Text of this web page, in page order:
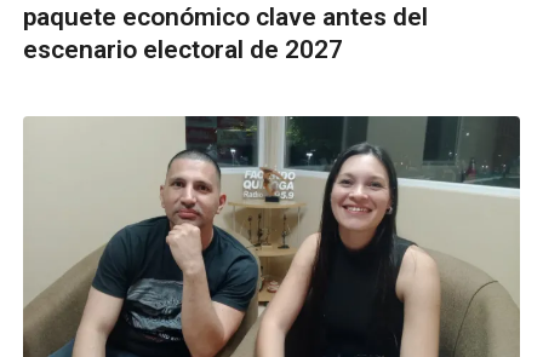
paquete económico clave antes del
escenario electoral de 2027